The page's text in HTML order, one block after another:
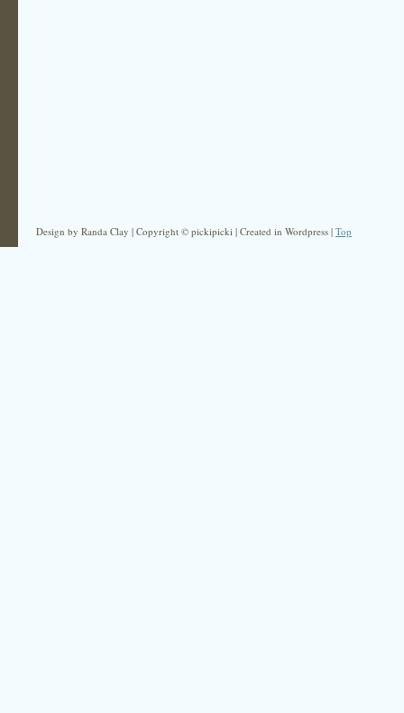
Design by Randa Clay | Copyright © pickipicki | Created in Wordpress | Top